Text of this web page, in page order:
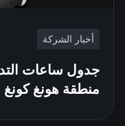
أخبار الشركة
جدول ساعات
منطقة هونغ كونغ